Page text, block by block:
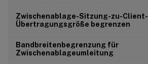
Zwischenablage-Sitzung-zu-Client-
Übertragungsgröße begrenzen
Bandbreitenbegrenzung für
Zwischenablageumleitung